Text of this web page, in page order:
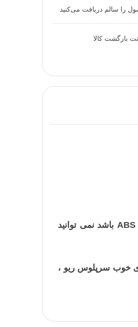
را سالم دریافت می‌کنید
بازگشت کالا
یکی از نکات مهم برای خرید سرپلوس ریو توجه به نوع معمولی یا ABS آن است . چرا که اگر سیستم ترمز خودرویتان از نوع ABS باشد نمی توانید
خوب سرپلوس ریو ،